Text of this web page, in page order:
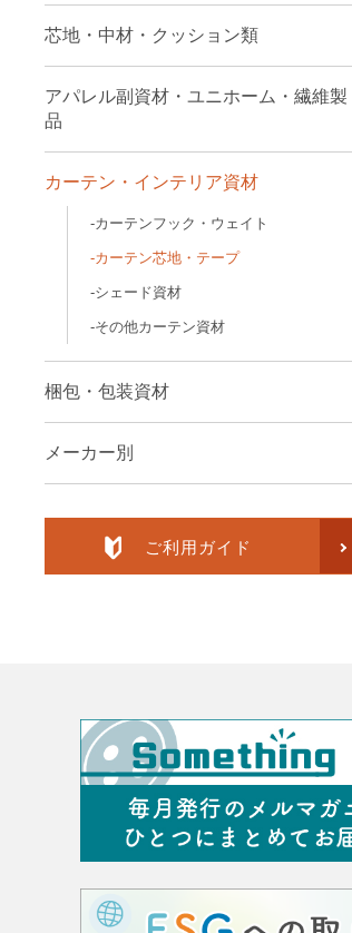
芯地・中材・クッション類
アパレル副資材・ユニホーム・繊維製
品
カーテン・インテリア資材
カーテンフック・ウェイト
カーテン芯地・テープ
シェード資材
その他カーテン資材
梱包・包装資材
メーカー別
ご利用ガイド